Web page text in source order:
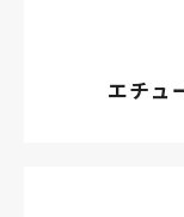
エチュ